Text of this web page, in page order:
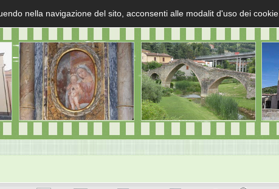
nella navigazione del sito, acconsenti alle modalit d'uso dei cookie.